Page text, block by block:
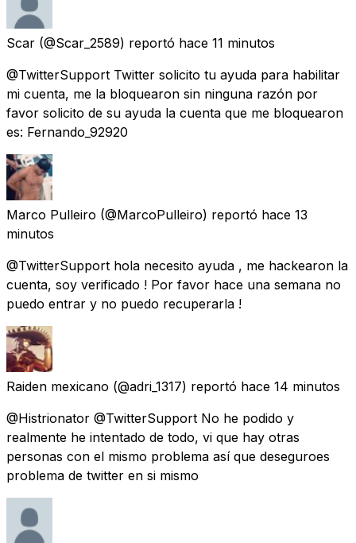
Scar (@Scar_2589) reportó hace 11 minutos
@TwitterSupport Twitter solicito tu ayuda para habilitar
mi cuenta, me la bloquearon sin ninguna razón por
favor solicito de su ayuda la cuenta que me bloquearon
es: Fernando_92920
Marco Pulleiro (@MarcoPulleiro) reportó hace 13
minutos
@TwitterSupport hola necesito ayuda , me hackearon la
cuenta, soy verificado ! Por favor hace una semana no
puedo entrar y no puedo recuperarla !
Raiden mexicano (@adri_1317) reportó hace 14 minutos
@Histrionator @TwitterSupport No he podido y
realmente he intentado de todo, vi que hay otras
personas con el mismo problema así que deseguroes
problema de twitter en si mismo